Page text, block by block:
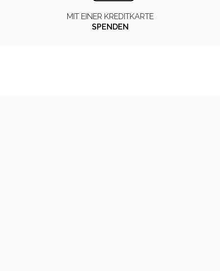
MIT EINER KREDITKARTE
SPENDEN